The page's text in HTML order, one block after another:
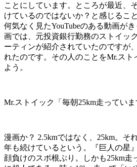
ことにしています。ところが最近、
けているのではないか？と感じるこ
何気なく見たYouTubeのある動画が
画では、元投資銀行勤務のストイッ
ーティンが紹介されていたのですが
れたのです。その人のことをMr.スト
よう。
Mr.ストイック「毎朝25km走っていま
漫画か？ 2.5kmではなく、 25km。そ
年も続けているという。『巨人の星
顔負けのスポ根ぶり。しかも25km走